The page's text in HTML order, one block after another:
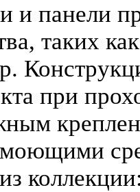
панели
таких
при